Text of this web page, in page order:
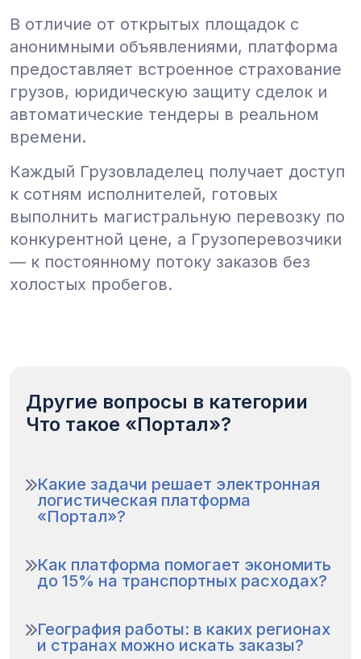
В отличие от открытых площадок с
анонимными объявлениями, платформа
предоставляет встроенное страхование
грузов, юридическую защиту сделок и
автоматические тендеры в реальном
времени.
Каждый Грузовладелец получает доступ
к сотням исполнителей, готовых
выполнить магистральную перевозку по
конкурентной цене, а Грузоперевозчики
— к постоянному потоку заказов без
холостых пробегов.
Другие вопросы в категории
Что такое «Портал»?
Какие задачи решает электронная
логистическая платформа
«Портал»?
Как платформа помогает экономить
до 15% на транспортных расходах?
География работы: в каких регионах
и странах можно искать заказы?